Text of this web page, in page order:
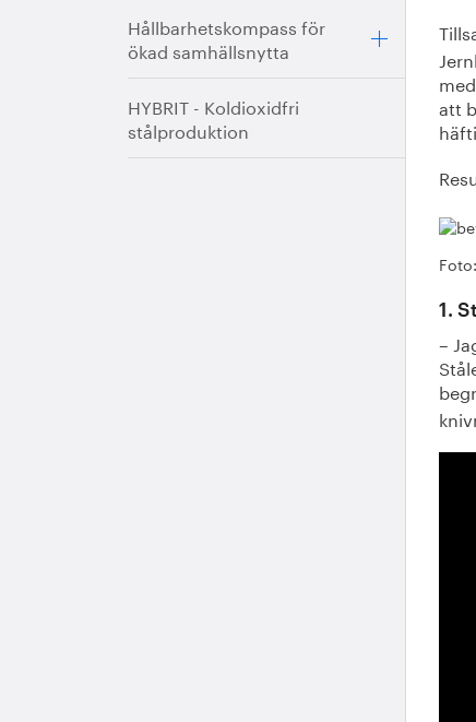
Hållbarhetskompass för
ökad samhällsnytta
HYBRIT - Koldioxidfri
stålproduktion
att
1.
–